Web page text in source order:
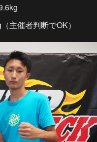
主催者判断でOK）